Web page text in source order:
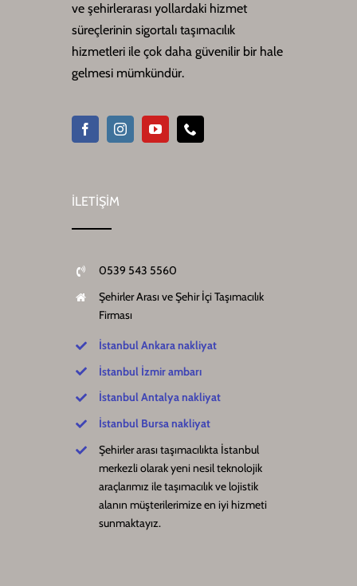
ve şehirlerarası yollardaki hizmet
süreçlerinin sigortalı taşımacılık
hizmetleri ile çok daha güvenilir bir hale
gelmesi mümkündür.
İLETİŞİM
0539 543 5560
Şehirler Arası ve Şehir İçi Taşımacılık
Firması
İstanbul Ankara nakliyat
İstanbul İzmir ambarı
İstanbul Antalya nakliyat
İstanbul Bursa nakliyat
Şehirler arası taşımacılıkta İstanbul
merkezli olarak yeni nesil teknolojik
araçlarımız ile taşımacılık ve lojistik
alanın müşterilerimize en iyi hizmeti
sunmaktayız.